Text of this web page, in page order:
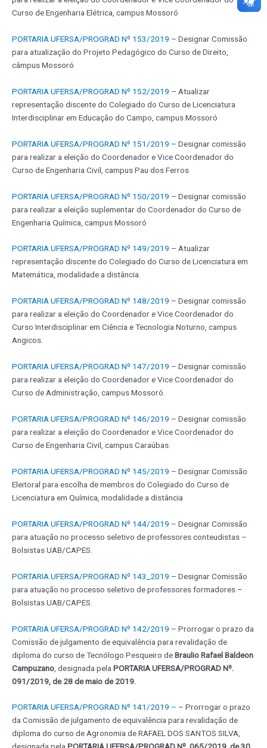
Curso de Engenharia Elétrica, campus Mossoró
PORTARIA UFERSA/PROGRAD Nº 153/2019 – Designar Comissão
para atualização do Projeto Pedagógico do Curso de Direito,
câmpus Mossoró
PORTARIA UFERSA/PROGRAD Nº 152/2019 – Atualizar
representação discente do Colegiado do Curso de Licenciatura
Interdisciplinar em Educação do Campo, campus Mossoró
PORTARIA UFERSA/PROGRAD Nº 151/2019 – Designar comissão
para realizar a eleição do Coordenador e Vice Coordenador do
Curso de Engenharia Civil, campus Pau dos Ferros
PORTARIA UFERSA/PROGRAD Nº 150/2019 – Designar comissão
para realizar a eleição suplementar do Coordenador do Curso de
Engenharia Química, campus Mossoró
PORTARIA UFERSA/PROGRAD Nº 149/2019 – Atualizar
representação discente do Colegiado do Curso de Licenciatura em
Matemática, modalidade a distância.
PORTARIA UFERSA/PROGRAD Nº 148/2019 – Designar comissão
para realizar a eleição do Coordenador e Vice Coordenador do
Curso Interdisciplinar em Ciência e Tecnologia Noturno, campus
Angicos.
PORTARIA UFERSA/PROGRAD Nº 147/2019 – Designar comissão
para realizar a eleição do Coordenador e Vice Coordenador do
Curso de Administração, campus Mossoró.
PORTARIA UFERSA/PROGRAD Nº 146/2019 – Designar comissão
para realizar a eleição do Coordenador e Vice Coordenador do
Curso de Engenharia Civil, campus Caraúbas.
PORTARIA UFERSA/PROGRAD Nº 145/2019 – Designar Comissão
Eleitoral para escolha de membros do Colegiado do Curso de
Licenciatura em Química, modalidade a distância
PORTARIA UFERSA/PROGRAD Nº 144/2019 – Designar Comissão
para atuação no processo seletivo de professores conteudistas –
Bolsistas UAB/CAPES.
PORTARIA UFERSA/PROGRAD Nº 143_2019 – Designar Comissão
para atuação no processo seletivo de professores formadores –
Bolsistas UAB/CAPES.
PORTARIA UFERSA/PROGRAD Nº 142/2019 – Prorrogar o prazo da
Comissão de julgamento de equivalência para revalidação de
diploma do curso de Tecnólogo Pesqueiro deBraulio Rafael Baldeon
Campuzano , designada pela PORTARIA UFERSA/PROGRAD Nº.
091/2019, de 28 de maio de 2019.
PORTARIA UFERSA/PROGRAD Nº 141/2019 – – Prorrogar o prazo
da Comissão de julgamento de equivalência para revalidação de
diploma do curso de Agronomia de RAFAEL DOS SANTOS SILVA,